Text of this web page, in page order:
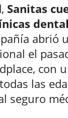
Sanitas
abrió
el
con
las
seguro